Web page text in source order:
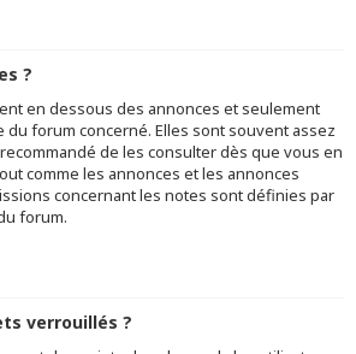
?
en dessous des annonces et seulement
du forum concerné. Elles sont souvent assez
de les consulter dès que vous en
comme les annonces et les annonces
concernant les notes sont définies par
forum.
verrouillés ?